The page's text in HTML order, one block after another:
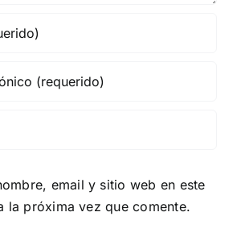
email y sitio web en este
la próxima vez que comente.